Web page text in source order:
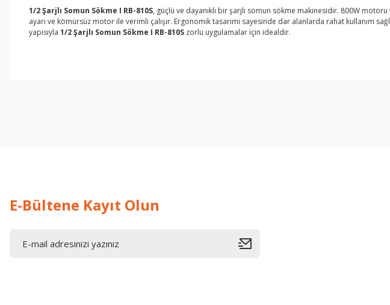
1/2 Şarjlı Somun Sökme I RB-810S, güçlü ve dayanıklı bir şarjlı somun sökme makinesidir. 800W
ayarı ve kömürsüz motor ile verimli çalışır. Ergonomik tasarımı sayesinde dar alanlarda rahat kullanım
yapısıyla 1/2 Şarjlı Somun Sökme I RB-810S zorlu uygulamalar için idealdir.
E-Bültene Kayıt Olun